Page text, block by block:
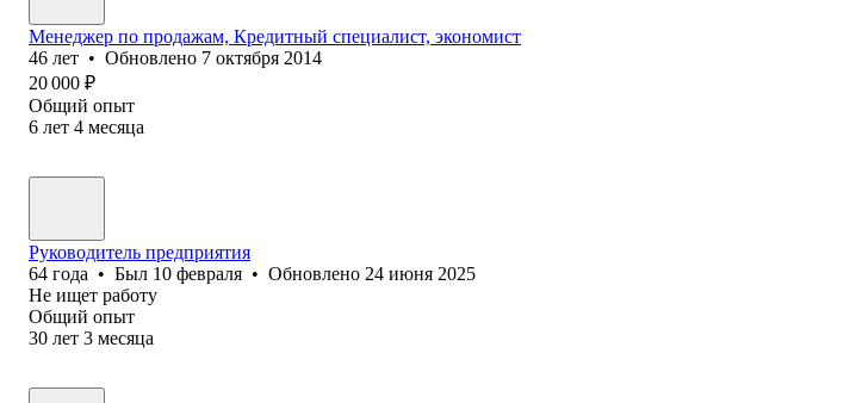
Менеджер по продажам, Кредитный специалист, экономист
46 лет • Обновлено 7 октября 2014
20 000 ₽
Общий опыт
6 лет 4 месяца
Руководитель предприятия
64 года • Был 10 февраля • Обновлено 24 июня 2025
Не ищет работу
Общий опыт
30 лет 3 месяца